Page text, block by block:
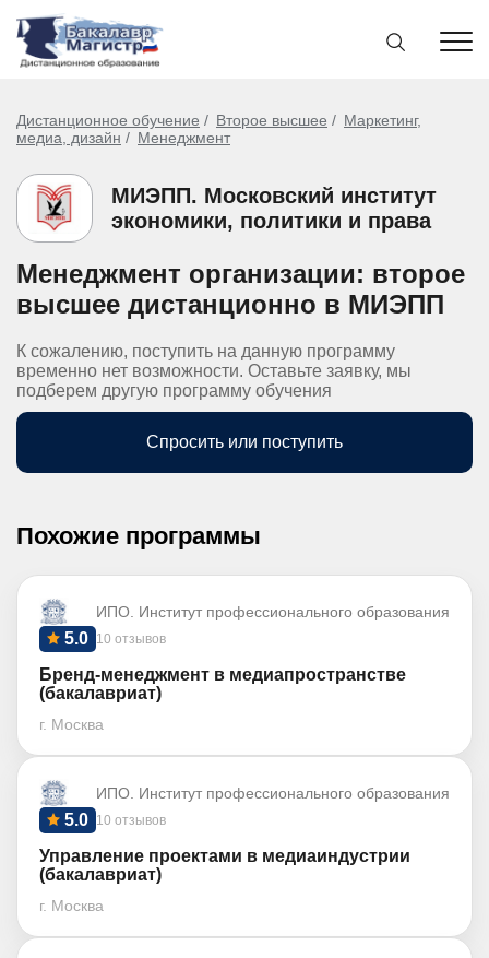
Дистанционное обучение Второе высшее
Маркетинг,
медиа, дизайн
Менеджмент
МИЭПП. Московский институт
экономики, политики и права
Менеджмент организации: второе
высшее дистанционно в МИЭПП
К сожалению, поступить на данную программу
временно нет возможности. Оставьте заявку, мы
подберем другую программу обучения
Спросить или поступить
Похожие программы
ИПО. Институт профессионального образования
10 отзывов
5.0
Бренд-менеджмент в медиапространстве
(бакалавриат)
г. Москва
ИПО. Институт профессионального образования
10 отзывов
5.0
Управление проектами в медиаиндустрии
(бакалавриат)
г. Москва